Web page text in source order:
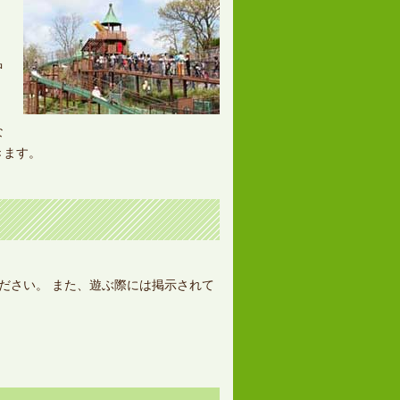
す。
さい。 また、遊ぶ際には掲示されて